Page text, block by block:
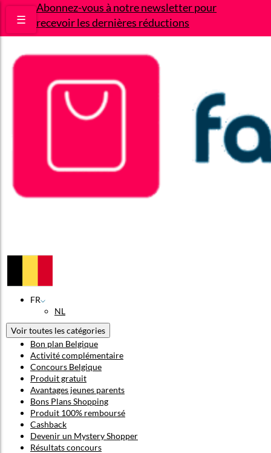
Abonnez-vous à notre newsletter pour
recevoir les dernières réductions
☰
FR
NL
Voir toutes les catégories
Bon plan Belgique
Activité complémentaire
Concours Belgique
Produit gratuit
Avantages jeunes parents
Bons Plans Shopping
Produit 100% remboursé
Cashback
Devenir un Mystery Shopper
Résultats concours